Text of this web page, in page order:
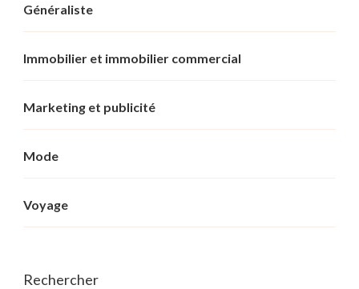
Généraliste
Immobilier et immobilier commercial
Marketing et publicité
Mode
Voyage
Rechercher